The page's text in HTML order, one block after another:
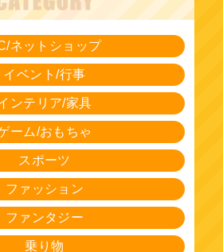
ネットショップ
イベント/行事
ンテリア/家具
ーム/おもちゃ
スポーツ
ファッション
ファンタジー
乗り物